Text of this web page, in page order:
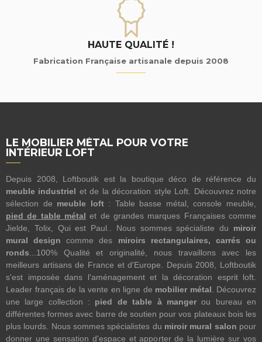
HAUTE QUALITÉ !
Fabrication Française artisanale depuis 2008
LE MOBILIER MÉTAL POUR VOTRE
INTÉRIEUR LOFT
Depuis 2008, Loftboutik est la boutique déco de référence du
meuble industriel et de la décoration style Loft. Découvrez notre
sélection de meuble loft: Table basse métal, console meuble,
pied de table métal et de grandes marques Françaises comme
Jielde, Tolix, Qui est Paul.. Nous sommes spécialiste du miroir
mural design comme des miroirs rectangulaires, carrés ou
ronds ...100% Qualité et originalité, nous travaillons avec les
meilleurs artisans de France et d'Europe. Depuis 2008, Loftboutik
s'est imposée dans l'aménagement et la décoration esprit loft.
Leader français de la vente en ligne de mobilier métal . Découvrez
une large collection : pied de table à mangerou bureau en
différentes formes avec barre de soutien pour vos plateaux bois les
plus lourds. Nous sommes spécialistes du miroir mural salon pour
donner une sensation d'espace et apporter de la lumière sur vos